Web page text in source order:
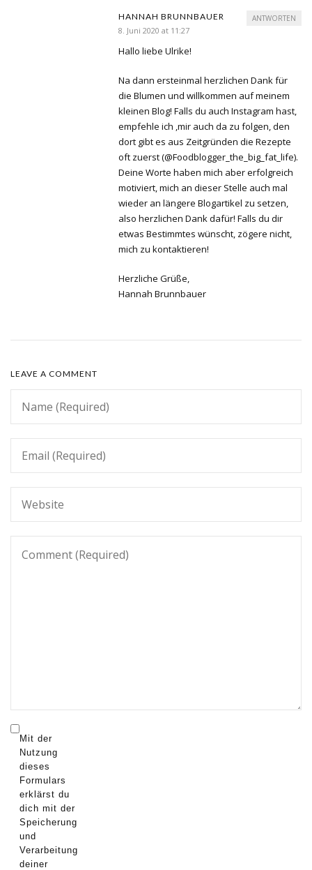
HANNAH BRUNNBAUER
8. Juni 2020 at 11:27
Hallo liebe Ulrike!
Na dann ersteinmal herzlichen Dank für
die Blumen und willkommen auf meinem
kleinen Blog! Falls du auch Instagram hast,
empfehle ich ,mir auch da zu folgen, den
dort gibt es aus Zeitgründen die Rezepte
oft zuerst (@Foodblogger_the_big_fat_life).
Deine Worte haben mich aber erfolgreich
motiviert, mich an dieser Stelle auch mal
wieder an längere Blogartikel zu setzen,
also herzlichen Dank dafür! Falls du dir
etwas Bestimmtes wünscht, zögere nicht,
mich zu kontaktieren!
Herzliche Grüße,
Hannah Brunnbauer
ANTWORTEN
LEAVE A COMMENT
Mit der
Nutzung
dieses
Formulars
erklärst du
dich mit der
Speicherung
und
Verarbeitung
deiner